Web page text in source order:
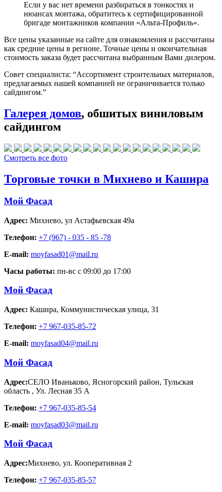
Если у вас нет времени разбираться в тонкостях и
нюансах монтажа, обратитесь к сертифицированной
бригаде монтажников компании «Альта-Профиль».
Все цены указанные на сайте для ознакомления и рассчитаны
как средние цены в регионе. Точные цены и окончательная
стоимость заказа будет рассчитана выбранным Вами дилером.
Совет специалиста: “Ассортимент строительных материалов,
предлагаемых нашей компанией не ограничивается только
сайдингом.”
Галерея домов, обшитых виниловым
сайдингом
Смотреть все фото
Торговые точки в Михнево и Кашира
Мой Фасад
Адрес: Михнево, ул Астафьевская 49а
Телефон: +7 (967) - 035 - 85 -78
E-mail: moyfasad01@mail.ru
Часы работы: пн-вс с 09:00 до 17:00
Мой Фасад
Адрес: Кашира, Коммунистическая улица, 31
Телефон: +7 967-035-85-72
E-mail: moyfasad04@mail.ru
Мой Фасад
Адрес:СЕЛО Иваньково, Ясногорский район, Тульская
область , Ул. Лесная 35 А
Телефон: +7 967-035-85-54
E-mail: moyfasad03@mail.ru
Мой Фасад
Адрес:Михнево, ул. Кооперативная 2
Телефон: +7 967-035-85-57